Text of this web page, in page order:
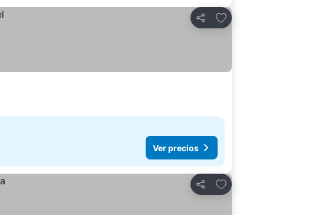
Compartir
Agregar a favoritos
Ver precios
Compartir
Agregar a favoritos